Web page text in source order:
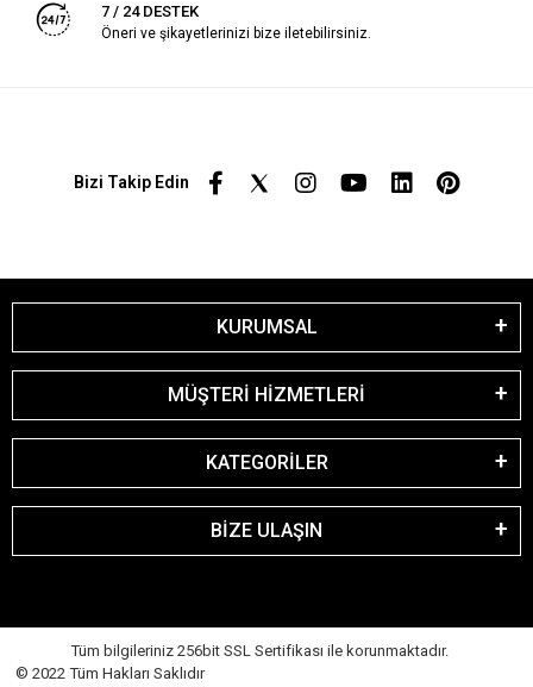
7 / 24 DESTEK
Öneri ve şikayetlerinizi bize iletebilirsiniz.
Bizi Takip Edin
KURUMSAL
MÜŞTERİ HİZMETLERİ
KATEGORİLER
BİZE ULAŞIN
Tüm bilgileriniz 256bit SSL Sertifikası ile korunmaktadır.
© 2022 Tüm Hakları Saklıdır